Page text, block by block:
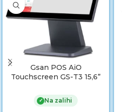
Gsan POS AiO
Touchscreen GS-T3 15,6”
✓ Na zalihi